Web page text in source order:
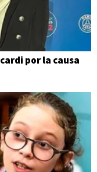
por la causa